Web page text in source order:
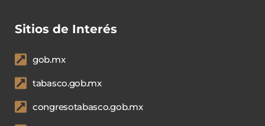
Sitios de Interés
gob.mx
tabasco.gob.mx
congresotabasco.gob.mx